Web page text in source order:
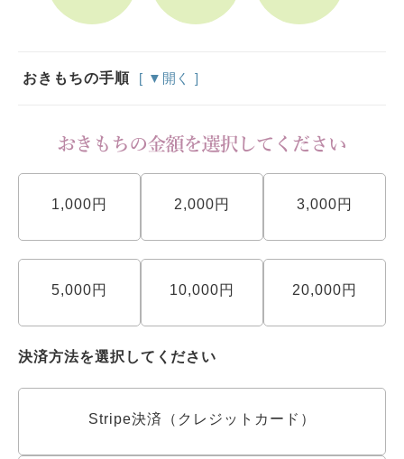
おきもちの手順 [ ▼開く ]
1,000円 2,000円 3,000円
5,000円 10,000円 20,000円
決済方法を選択してください
Stripe決済（クレジットカード）